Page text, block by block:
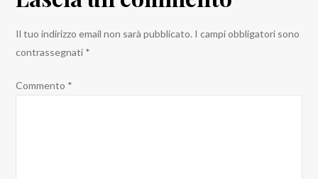
Il tuo indirizzo email non sarà pubblicato. I campi obbligatori sono
contrassegnati *
Commento *